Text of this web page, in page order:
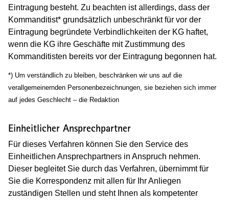
Eintragung besteht. Zu beachten ist allerdings, dass der
Kommanditist* grundsätzlich unbeschränkt für vor der
Eintragung begründete Verbindlichkeiten der KG haftet,
wenn die KG ihre Geschäfte mit Zustimmung des
Kommanditisten bereits vor der Eintragung begonnen hat.
*) Um verständlich zu bleiben, beschränken wir uns auf die
verallgemeinernden Personenbezeichnungen, sie beziehen sich immer
auf jedes Geschlecht – die Redaktion
Einheitlicher Ansprechpartner
Für dieses Verfahren können Sie den Service des
Einheitlichen Ansprechpartners in Anspruch nehmen.
Dieser begleitet Sie durch das Verfahren, übernimmt für
Sie die Korrespondenz mit allen für Ihr Anliegen
zuständigen Stellen und steht Ihnen als kompetenter